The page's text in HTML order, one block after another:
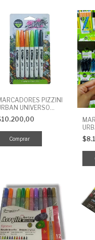
PIZZINI
UNIVERSO
X 6 UNI